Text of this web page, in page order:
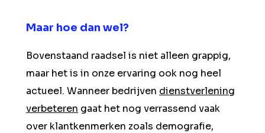
Maar hoe dan wel?
Bovenstaand raadsel is niet alleen grappig,
maar het is in onze ervaring ook nog heel
actueel. Wanneer bedrijven dienstverlening
verbeteren gaat het nog verrassend vaak
over klantkenmerken zoals demografie,